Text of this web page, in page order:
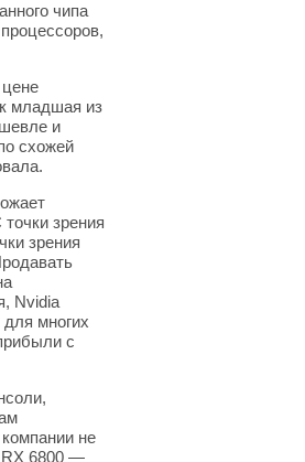
чипа
младшая из
и
схожей
зрения
зрения
Nvidia
многих
с
не
RX 6800 —